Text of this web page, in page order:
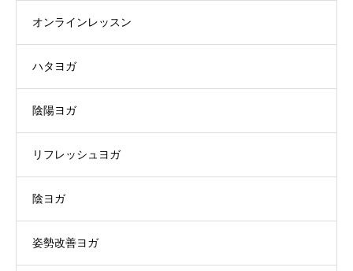
オンラインレッスン
ハタヨガ
陰陽ヨガ
リフレッシュヨガ
陰ヨガ
姿勢改善ヨガ